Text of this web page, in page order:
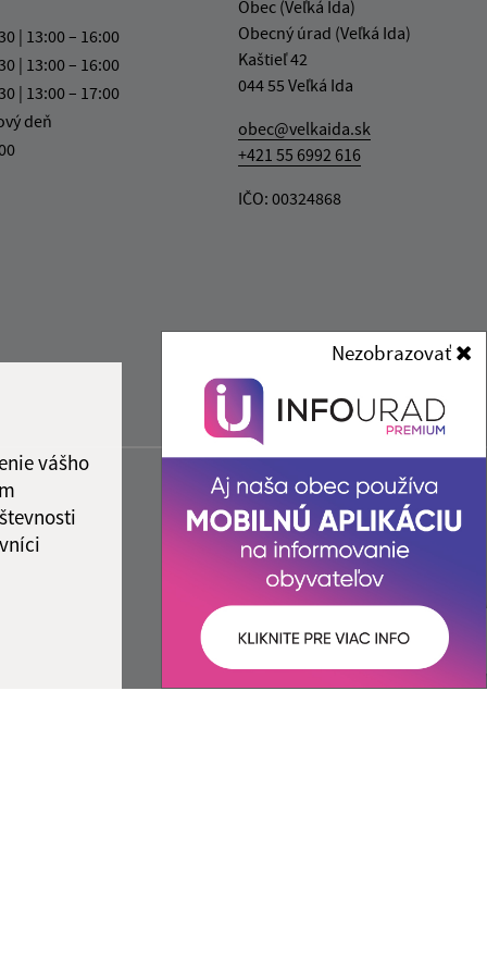
vášho
Nezobrazovať
| 13:00 – 16:00
| 13:00 – 16:00
| 13:00 – 17:00
deň
Obec (Veľká Ida)
Obecný úrad (Veľká Ida)
Kaštieľ 42
044 55 Veľká Ida
obec@velkaida.sk
+421 55 6992 616
IČO: 00324868